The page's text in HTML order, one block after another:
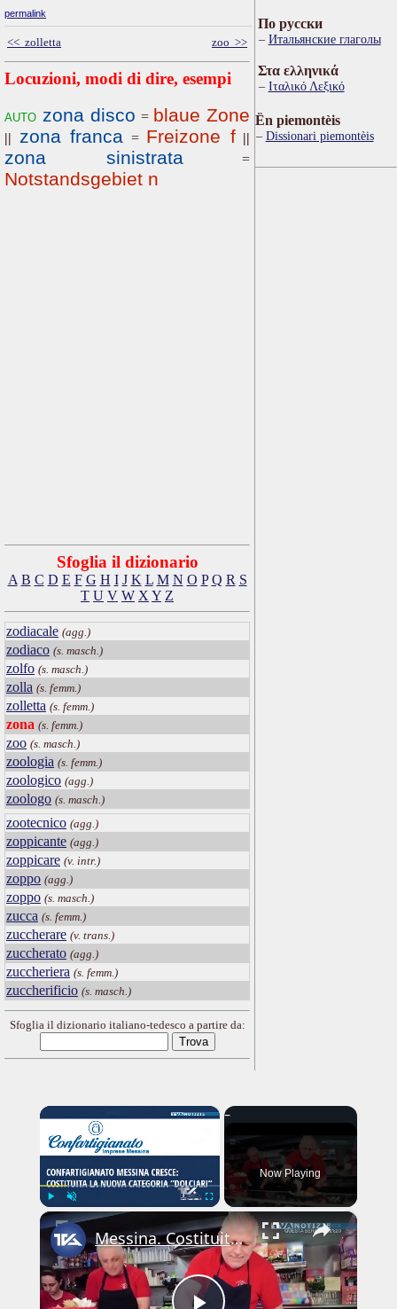
permalink
<< zolletta zoo >>
Locuzioni, modi di dire, esempi
auto zona disco = blaue Zone
|| zona franca = Freizone f ||
zona sinistrata =
Notstandsgebiet n
Sfoglia il dizionario
A B C D E F G H I J K L M N O P Q R S
T U V W X Y Z
zodiacale (agg.)
zodiaco (s. masch.)
zolfo (s. masch.)
zolla (s. femm.)
zolletta (s. femm.)
zona (s. femm.)
zoo (s. masch.)
zoologia (s. femm.)
zoologico (agg.)
zoologo (s. masch.)
zootecnico (agg.)
zoppicante (agg.)
zoppicare (v. intr.)
zoppo (agg.)
zoppo (s. masch.)
zucca (s. femm.)
zuccherare (v. trans.)
zuccherato (agg.)
zuccheriera (s. femm.)
zuccherificio (s. masch.)
Sfoglia il dizionario italiano-tedesco a partire da:
По русски
Итальянские глаголы
Στα ελληνικά
Ιταλικό Λεξικό
Ën piemontèis
Dissionari piemontèis
×
Play Unmute Fullscreen
Now Playing
×
Messina. Costituita la nuova categoria “Dolciari” all’interno di Confartigianato